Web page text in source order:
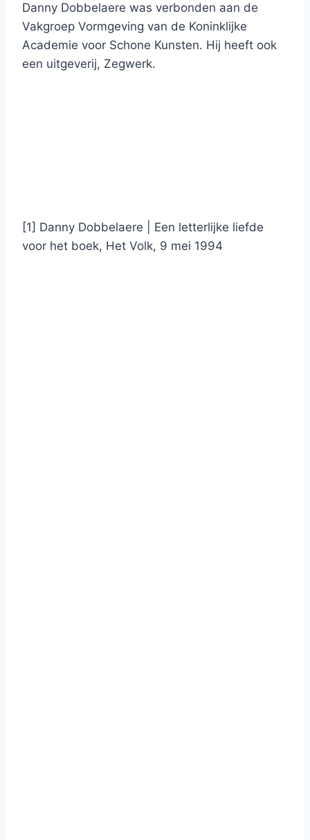
Danny Dobbelaere was verbonden aan de
Vakgroep Vormgeving van de Koninklijke
Academie voor Schone Kunsten. Hij heeft ook
een uitgeverij, Zegwerk.
[1] Danny Dobbelaere | Een letterlijke liefde
voor het boek, Het Volk, 9 mei 1994